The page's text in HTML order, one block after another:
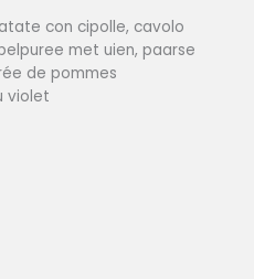
con cipolle, cavolo
met uien, paarse
de pommes
violet